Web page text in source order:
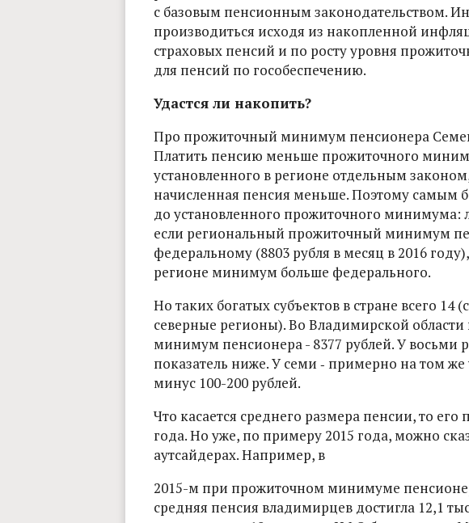
с базовым пенсионным законодательством.
производиться исходя из накопленной
страховых пенсий и по росту уровня
для пенсий по гособеспечению.
Удастся ли накопить?
Про прожиточный минимум пенсионера
Платить пенсию меньше прожиточного
установленного в регионе отдельным
начисленная пенсия меньше. Поэтому самым
до установленного прожиточного
если региональный прожиточный минимум
федеральному (8803 рубля в месяц в 2016
регионе минимум больше федерального.
Но таких богатых субъектов в стране всего 14
северные регионы). Во Владимирской
минимум пенсионера - 8377 рублей. У восьми
показатель ниже. У семи ‑ примерно на том же
минус 100-200 рублей.
Что касается среднего размера пенсии, то его
года. Но уже, по примеру 2015 года, можно
аутсайдерах. Например, в
2015-м при прожиточном минимуме
средняя пенсия владимирцев достигла 12,1